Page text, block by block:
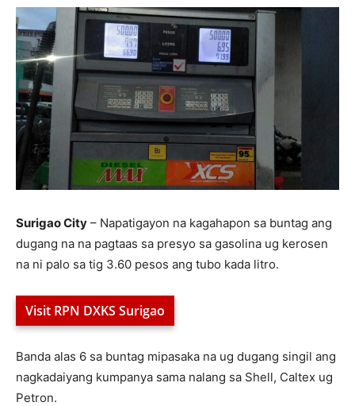
Surigao City – Napatigayon na kagahapon sa buntag ang
dugang na na pagtaas sa presyo sa gasolina ug kerosen
na ni palo sa tig 3.60 pesos ang tubo kada litro.
Visit RPN DXKS Surigao
Banda alas 6 sa buntag mipasaka na ug dugang singil ang
nagkadaiyang kumpanya sama nalang sa Shell, Caltex ug
Petron.